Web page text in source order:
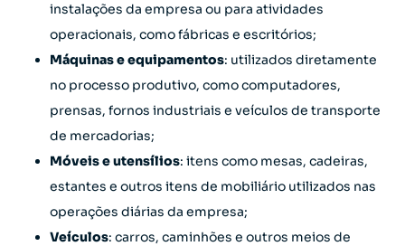
instalações da empresa ou para atividades
operacionais, como fábricas e escritórios;
Máquinas e equipamentos: utilizados diretamente
no processo produtivo, como computadores,
prensas, fornos industriais e veículos de transporte
de mercadorias;
Móveis e utensílios: itens como mesas, cadeiras,
estantes e outros itens de mobiliário utilizados nas
operações diárias da empresa;
Veículos: carros, caminhões e outros meios de